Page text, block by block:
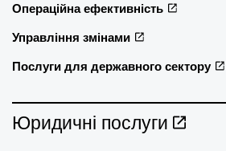
Операційна ефективність
Управління змінами
Послуги для державного сектору
Юридичні послуги